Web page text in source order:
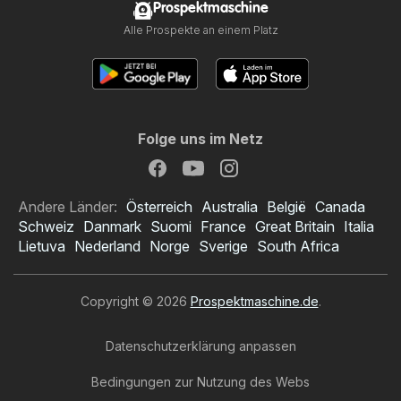
Prospektmaschine
Alle Prospekte an einem Platz
Folge uns im Netz
Andere Länder: Österreich Australia België Canada
Schweiz Danmark Suomi France Great Britain Italia
Lietuva Nederland Norge Sverige South Africa
Copyright © 2026 Prospektmaschine.de.
Datenschutzerklärung anpassen
Bedingungen zur Nutzung des Webs